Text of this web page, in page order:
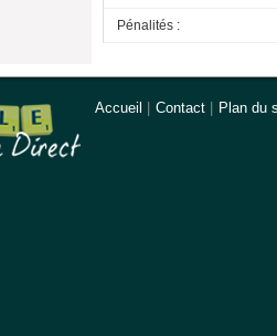
Pénalités :
Accueil Contact Plan du